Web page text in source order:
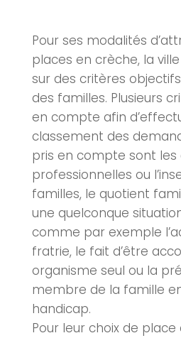
Pour ses modalités
places en crèche, la
sur des critères
des familles. Plusieurs
en compte afin
classement des
pris en compte sont
professionnelles ou
familles, le quotient
une quelconque
comme par exemple
fratrie, le fait d’être
organisme seul ou la
membre de la famille
handicap.
Pour leur choix de place